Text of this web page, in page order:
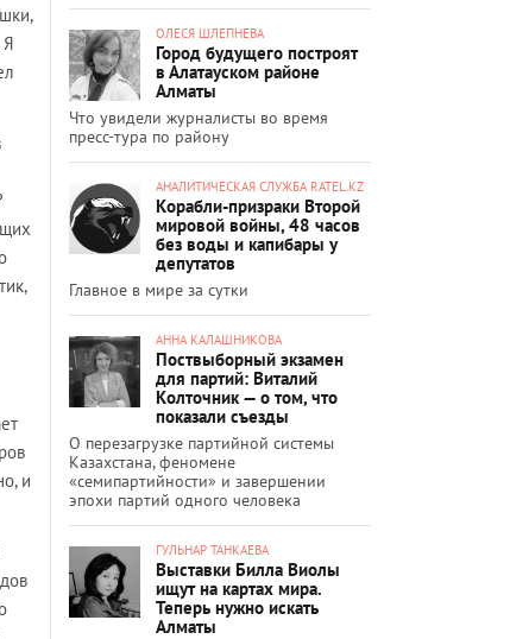
Я
и
ОЛЕСЯ ШЛЕПНЕВА
Город будущего построят
в Алатауском районе
Алматы
Что увидели журналисты во время
пресс-тура по району
АНАЛИТИЧЕСКАЯ СЛУЖБА RATEL.KZ
Корабли-призраки Второй
мировой войны, 48 часов
без воды и капибары у
депутатов
Главное в мире за сутки
АННА КАЛАШНИКОВА
Поствыборный экзамен
для партий: Виталий
Колточник — о том, что
показали съезды
О перезагрузке партийной системы
Казахстана, феномене
«семипартийности» и завершении
эпохи партий одного человека
ГУЛЬНАР ТАНКАЕВА
Выставки Билла Виолы
ищут на картах мира.
Теперь нужно искать
Алматы